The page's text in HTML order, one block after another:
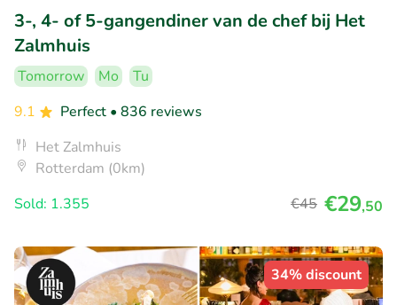
3-, 4- of 5-gangendiner van de chef bij Het
Zalmhuis
Tomorrow Mo
Tu
9.1
Perfect • 836 reviews
Het Zalmhuis
Rotterdam (0km)
Sold: 1.355
€45 €29,50
34% discount